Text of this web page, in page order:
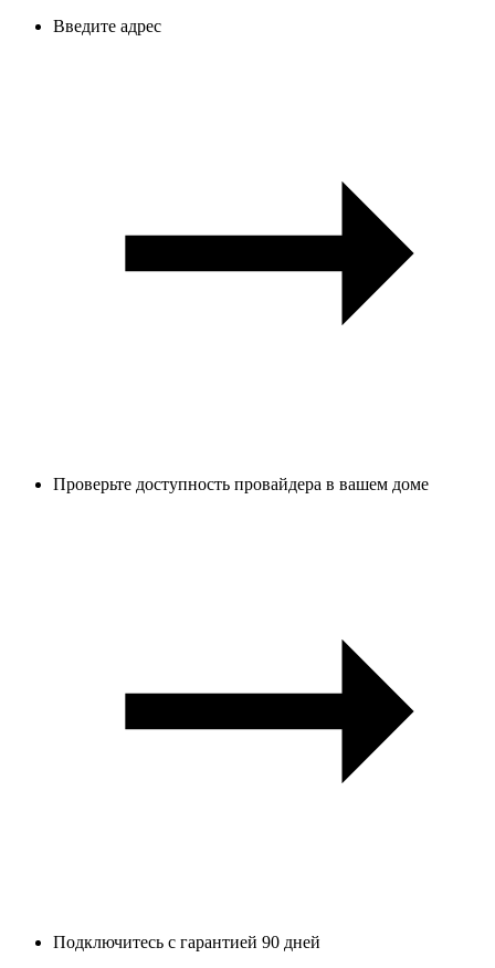
Введите адрес
Проверьте доступность провайдера в вашем доме
Подключитесь с гарантией 90 дней